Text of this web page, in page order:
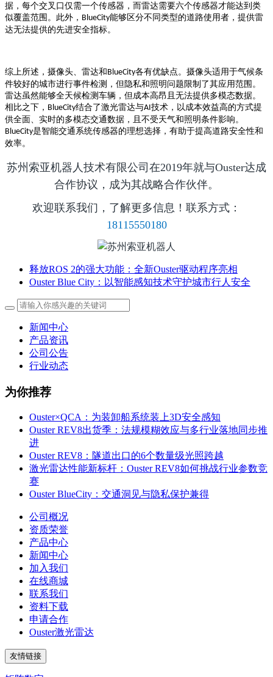
据，每个交叉口仅需一个传感器，而雷达需要六个传感器才能达到类
似覆盖范围。此外， BlueCity能够区分不同类型的道路使用者，提供雷
达无法提供的先进安全指标。
综上所述，摄像头、雷达和 BlueCity各有优缺点。摄像头适用于气候条
件较好的城市进行事件检测，但隐私和照明问题限制了其应用范围。
雷达虽然能够全天候检测车辆，但成本高昂且无法提供多模态数据。
相比之下， BlueCity结合了激光雷达与AI 技术，以成本效益高的方式提
供全面、实时的多模态交通数据，且不受天气和照明条件影响。
BlueCity是智能交通系统传感器的理想选择，有助于提高道路安全性和
效率。
苏州索亚机器人技术有限公司在2019年就与Ouster达成
合作协议，成为其战略合作伙伴。
欢迎联系我们，了解更多信息！联系方式：
18115550180
释放ROS 2的强大功能：全新Ouster驱动程序亮相
Ouster Blue City：以智能感知技术守护城市行人安全
新闻中心
产品资讯
公司公告
行业动态
为你推荐
Ouster×QCA：为装卸船系统装上3D安全感知
Ouster REV8出货季：法规模糊效应与多行业落地同步推
进
Ouster REV8：隧道出口的6个数量级光照跨越
激光雷达性能新标杆：Ouster REV8如何挑战行业参数竞
赛
Ouster BlueCity：交通洞见与隐私保护兼得
公司概况
资质荣誉
产品中心
新闻中心
加入我们
在线商城
联系我们
资料下载
申请合作
Ouster激光雷达
友情链接